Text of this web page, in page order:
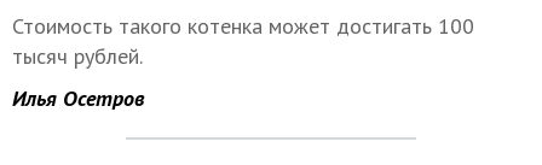
Стоимость такого котенка может достигать 100
тысяч рублей.
Илья Осетров